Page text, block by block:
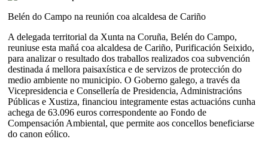
Belén do Campo na reunión coa alcaldesa de Cariño
A delegada territorial da Xunta na Coruña, Belén do Campo,
reuniuse esta mañá coa alcaldesa de Cariño, Purificación Seixido,
para analizar o resultado dos traballos realizados coa subvención
destinada á mellora paisaxística e de servizos de protección do
medio ambiente no municipio. O Goberno galego, a través da
Vicepresidencia e Consellería de Presidencia, Administracións
Públicas e Xustiza, financiou integramente estas actuacións cunha
achega de 63.096 euros correspondente ao Fondo de
Compensación Ambiental, que permite aos concellos beneficiarse
do canon eólico.